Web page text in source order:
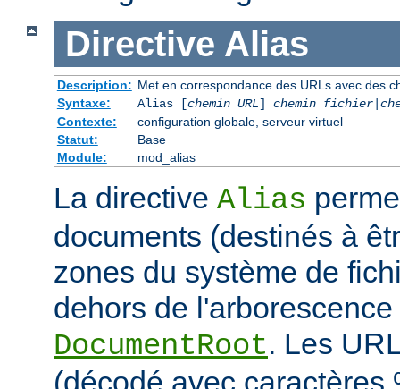
Directive Alias
Description: Met en correspondance des URLs avec des
Syntaxe:
Alias [chemin URL] chemin fichier|
Contexte:
configuration globale, serveur virtuel
Statut:
Base
Module:
mod_alias
La directive Alias
documents (destinés à
zones du système de
dehors de
DocumentRoot. Les
(décodé avec caractères